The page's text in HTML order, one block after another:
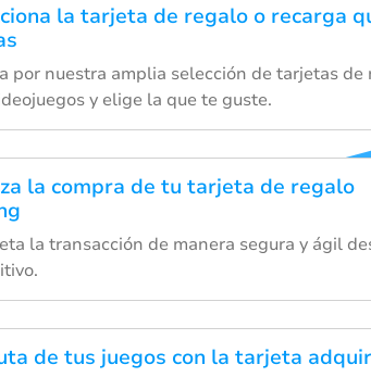
la tarjeta de regalo o recarga
por nuestra amplia selección de tarjetas de
y elige la que te guste.
la compra de tu tarjeta de regalo
la transacción de manera segura y ágil
de tus juegos con la tarjeta